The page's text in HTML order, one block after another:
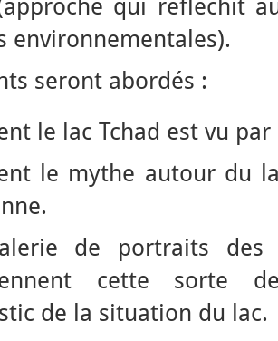
qui réfléchit
environnementales).
seront abordés :
le lac Tchad est vu
le mythe autour du
de portraits des
cette sorte
de la situation du lac.